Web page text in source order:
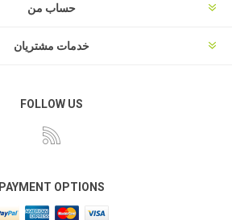
حساب من
خدمات مشتریان
FOLLOW US
PAYMENT OPTIONS